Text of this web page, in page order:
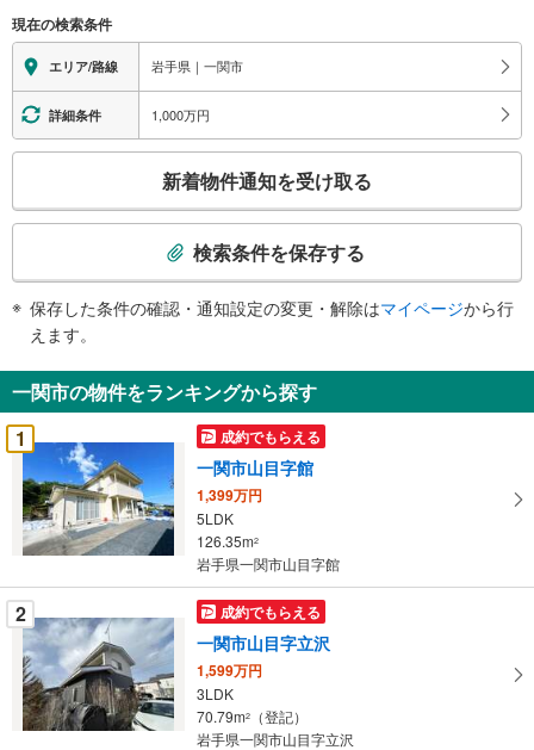
現在の検索条件
エリア/路線 岩手県｜一関市
詳細条件 1,000万円
検
知
を
受
け
取
る
・
条
件
を
マ
イ
ペ
ー
新着物件通知を受け取る
検索条件を保存する
保存した条件の確認・通知設定の変更・解除はマイページから行
えます。
一関市の物件をランキングから探す
1
成約でもらえる
一関市山目字館
1,399万円
5LDK
126.35m2
岩手県一関市山目字館
2 成約でもらえる
一関市山目字立沢
1,599万円
3LDK
70.79m2
（登記）
岩手県一関市山目字立沢